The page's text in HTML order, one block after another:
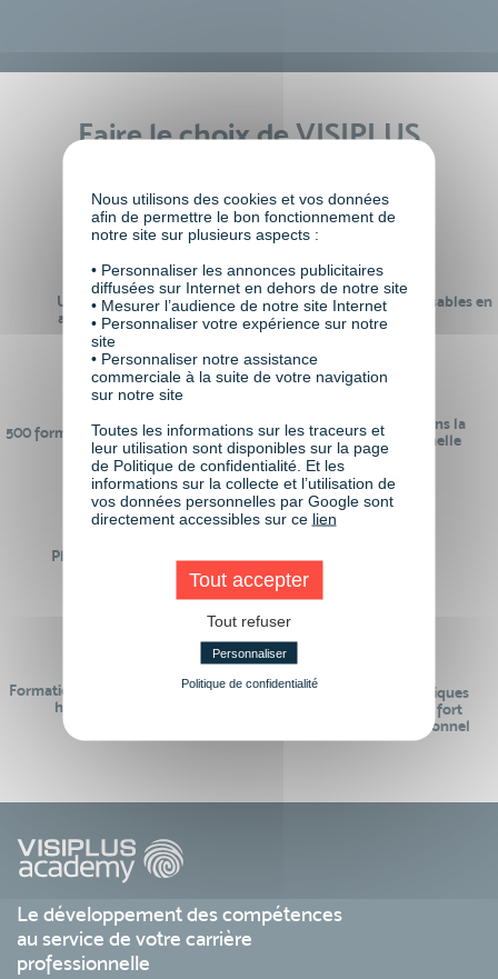
Faire le choix de VISIPLUS
Un réseau de 22 000
anciens participants
100% des formations réalisables en
digital learning
500 formations pour se préparer au
monde de demain
24 ans d'expérience dans la
formation professionnelle
Plus de 50 formations
Des intervenants
Formations réalisables pendant ou
hors temps de travail
Des contenus pédagogiques
« de pointe » et en lien fort
avec le monde professionnel
Le développement des compétences
au service de votre carrière
professionnelle
Nous utilisons des cookies et vos données
afin de permettre le bon fonctionnement de
notre site sur plusieurs aspects :
• Personnaliser les annonces publicitaires
diffusées sur Internet en dehors de notre site
• Mesurer l’audience de notre site Internet
• Personnaliser votre expérience sur notre
site
• Personnaliser notre assistance
commerciale à la suite de votre navigation
sur notre site
Toutes les informations sur les traceurs et
leur utilisation sont disponibles sur la page
de Politique de confidentialité. Et les
informations sur la collecte et l’utilisation de
vos données personnelles par Google sont
directement accessibles sur ce lien
Tout accepter
Tout refuser
Personnaliser
Politique de confidentialité